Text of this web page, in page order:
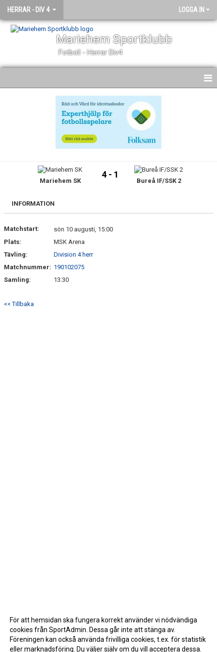
HERRAR - DIV 4 LOGGA IN
Mariehem Sportklubb
Fotboll - Herrar Div4
BILDGALLERI
KONTAKT
Mariehem SK
4 - 1
Bureå IF/SSK 2
INFORMATION
Matchstart:
sön 10 augusti, 15:00
Plats:
MSK Arena
Tävling:
Division 4 herr
Matchnummer: 190102075
Samling:
13:30
<< Tillbaka
För att hemsidan ska fungera korrekt använder vi nödvändiga
cookies från SportAdmin. Dessa går inte att stänga av.
Föreningen kan också använda frivilliga cookies, t.ex. för statistik
eller marknadsföring. Du väljer själv om du vill acceptera dessa.